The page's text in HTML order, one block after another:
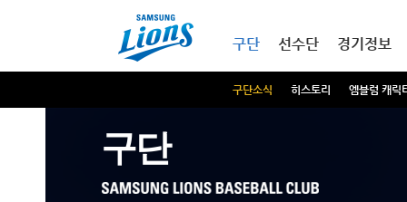
구단
구단소식 히스토리 엠블럼 캐릭
선수단 경기정보
구단